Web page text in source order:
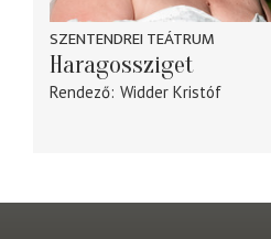
SZENTENDREI TEÁTRUM
Haragossziget
Rendező Widder Kristóf